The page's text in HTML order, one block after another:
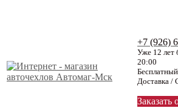
+7 (926)
Уже 12 лет
20:00
Доставка /
Заказать